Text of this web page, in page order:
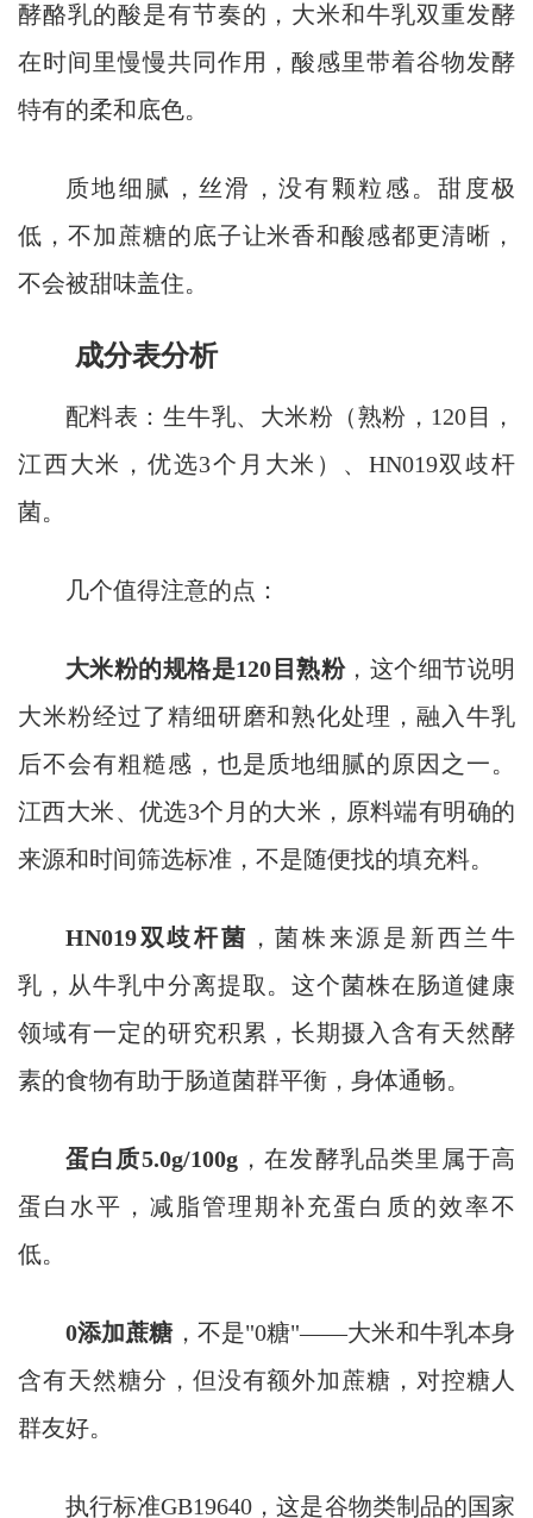
酵酪乳的酸是有节奏的，大米和牛乳双重发酵
在时间里慢慢共同作用，酸感里带着谷物发酵
特有的柔和底色。
质地细腻，丝滑，没有颗粒感。甜度极
低，不加蔗糖的底子让米香和酸感都更清晰，
不会被甜味盖住。
成分表分析
配料表：生牛乳、大米粉（熟粉，120目，
江西大米，优选3个月大米）、HN019双歧杆
菌。
几个值得注意的点：
大米粉的规格是120目熟粉，这个细节说明
大米粉经过了精细研磨和熟化处理，融入牛乳
后不会有粗糙感，也是质地细腻的原因之一。
江西大米、优选3个月的大米，原料端有明确的
来源和时间筛选标准，不是随便找的填充料。
HN019双歧杆菌 ，菌株来源是新西兰牛
乳，从牛乳中分离提取。这个菌株在肠道健康
领域有一定的研究积累，长期摄入含有天然酵
素的食物有助于肠道菌群平衡，身体通畅。
蛋白质5.0g/100g，在发酵乳品类里属于高
蛋白水平，减脂管理期补充蛋白质的效率不
低。
0添加蔗糖，不是"0糖"——大米和牛乳本身
含有天然糖分，但没有额外加蔗糖，对控糖人
群友好。
执行标准GB19640，这是谷物类制品的国家